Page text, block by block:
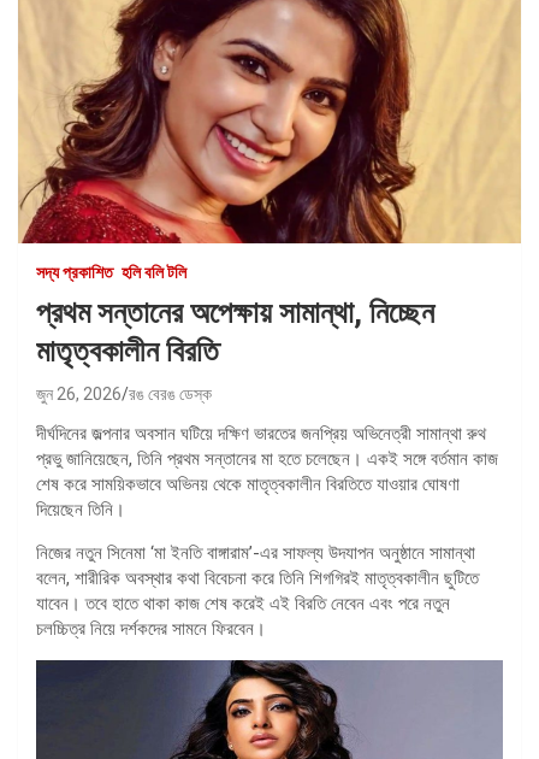
সদ্য প্রকাশিত হলি বলি টলি
প্রথম সন্তানের অপেক্ষায় সামান্থা, নিচ্ছেন
মাতৃত্বকালীন বিরতি
জুন 26, 2026 রঙ বেরঙ ডেস্ক
দীর্ঘদিনের জল্পনার অবসান ঘটিয়ে দক্ষিণ ভারতের জনপ্রিয় অভিনেত্রী সামান্থা রুথ
প্রভু জানিয়েছেন, তিনি প্রথম সন্তানের মা হতে চলেছেন। একই সঙ্গে বর্তমান কাজ
শেষ করে সাময়িকভাবে অভিনয় থেকে মাতৃত্বকালীন বিরতিতে যাওয়ার ঘোষণা
দিয়েছেন তিনি।
নিজের নতুন সিনেমা ‘মা ইনতি বাঙ্গারাম’-এর সাফল্য উদযাপন অনুষ্ঠানে সামান্থা
বলেন, শারীরিক অবস্থার কথা বিবেচনা করে তিনি শিগগিরই মাতৃত্বকালীন ছুটিতে
যাবেন। তবে হাতে থাকা কাজ শেষ করেই এই বিরতি নেবেন এবং পরে নতুন
চলচ্চিত্র নিয়ে দর্শকদের সামনে ফিরবেন।